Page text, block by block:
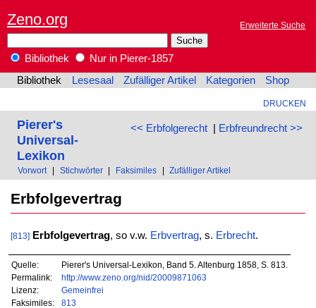
Zeno.org Erweiterte Suche
Bibliothek
Nur in Pierer-1857
Bibliothek
Lesesaal Zufälliger Artikel Kategorien Shop
DRUCKEN
<< Erbfolgerecht| Erbfreundrecht >>
Pierer's
Universal-
Lexikon
Vorwort Stichwörter Faksimiles Zufälliger Artikel
Erbfolgevertrag
[813] Erbfolgevertrag, so v.w. Erbvertrag, s. Erbrecht.
Quelle:
Pierer's Universal-Lexikon, Band 5. Altenburg 1858, S. 813.
Permalink:
http://www.zeno.org/nid/20009871063
Lizenz:
Gemeinfrei
Faksimiles:
813